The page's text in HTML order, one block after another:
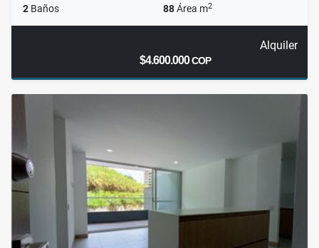
2 Baños 88Área m2
Alquiler
$4.600.000COP